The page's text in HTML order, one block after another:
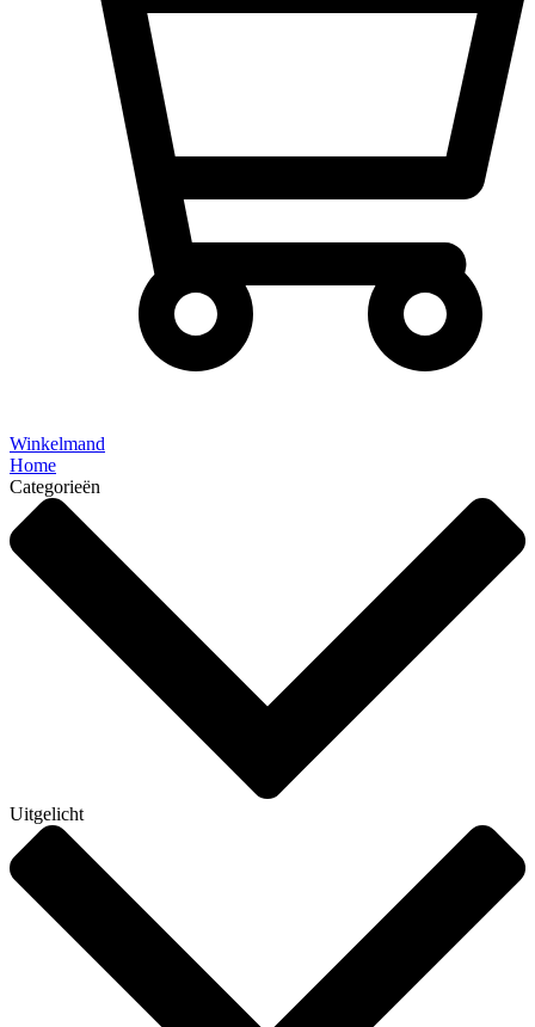
Winkelmand
Home
Categorieën
Uitgelicht